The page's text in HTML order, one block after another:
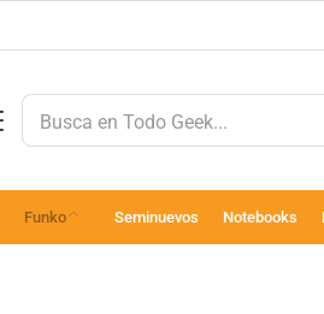
Funko Seminuevos Notebooks